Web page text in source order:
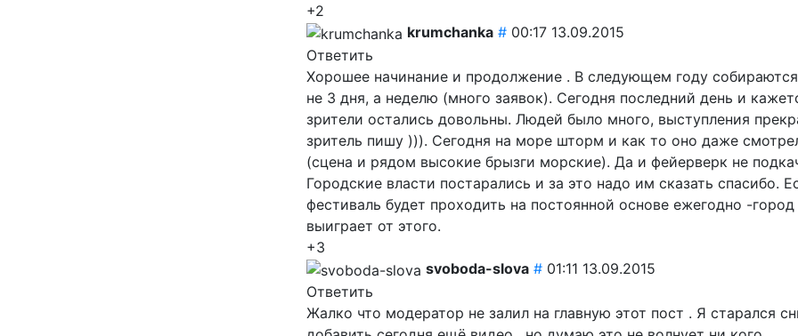
+2
krumchanka # 00:17 13.09.2015
Ответить
Хорошее начинание и продолжение . В следующем году
не 3 дня, а неделю (много заявок). Сегодня последний день и
зрители остались довольны. Людей было много, выступления
зритель пишу ))). Сегодня на море шторм и как то оно даже
(сцена и рядом высокие брызги морские). Да и фейерверк не
Городские власти постарались и за это надо им сказать спасибо.
фестиваль будет проходить на постоянной основе ежегодно -город
выиграет от этого.
+3
svoboda-slova # 01:11 13.09.2015
Ответить
Жалко что модератор не залил на главную этот пост . Я старался